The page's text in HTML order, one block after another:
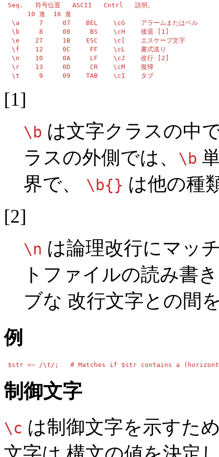
Seq.   符号位置   ASCII   Cntrl   説明。
      10 進  16 進
  \a     7     07    BEL    \cG    アラームまたはベル
  \b     8     08     BS    \cH    後退 [1]
  \e    27     1B    ESC    \c[    エスケープ文字
  \f    12     0C     FF    \cL    書式送り
  \n    10     0A     LF    \cJ    改行 [2]
  \r    13     0D     CR    \cM    復帰
  \t     9     09    TAB    \cI    タブ
[1]
\b は文字クラスの中
ラスの外側では、
\b
界で、
\b{} は他の種
[2]
\n は論理改行にマッ
トファイルの読み書
ブな 改行文字との間
例
$str =~ /\t/;   # Matches if $str contains a
制御文字
\c は制御文字を示すた